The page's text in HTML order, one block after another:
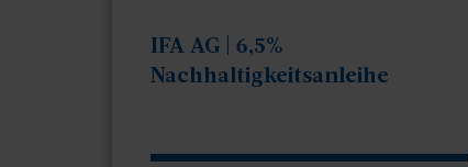
IFA AG | 6,5%
Nachhaltigkeitsanleihe